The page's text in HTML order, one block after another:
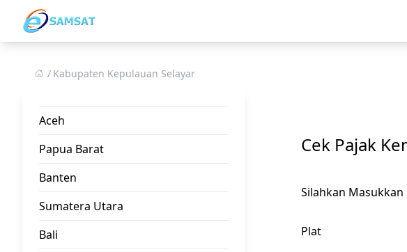
Kabupaten Kepulauan Selayar
Cek Pajak
Silahkan
Plat
Aceh
Papua Barat
Banten
Sumatera Utara
Bali